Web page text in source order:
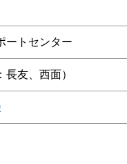
ートセンター
友、西面）